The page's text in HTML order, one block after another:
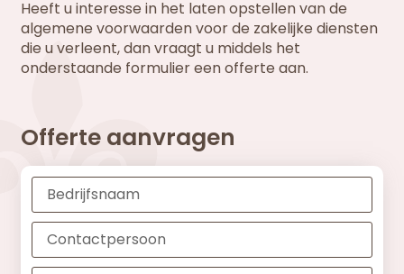
Heeft u interesse in het laten opstellen van de
algemene voorwaarden voor de zakelijke diensten
die u verleent, dan vraagt u middels het
onderstaande formulier een offerte aan.
Offerte aanvragen